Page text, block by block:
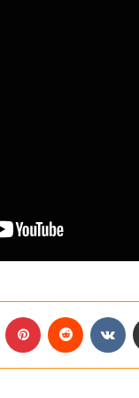
Tumblr Pinterest Reddit